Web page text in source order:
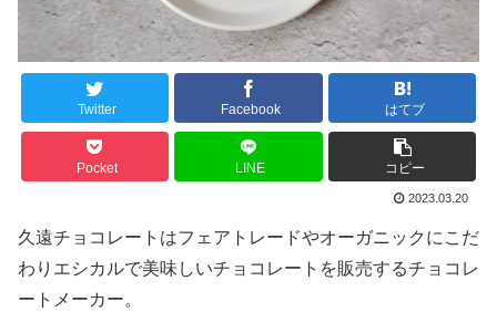
Twitter Facebook はてブ
Pocket LINE コピー
2023.03.20
久遠チョコレートはフェアトレードやオーガニックにこだ
わりエシカルで美味しいチョコレートを販売するチョコレ
ートメーカー。